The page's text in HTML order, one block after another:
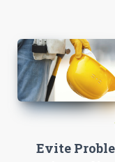
Evite